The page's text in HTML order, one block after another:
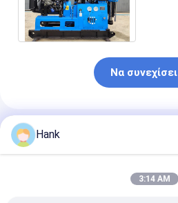
Να συνεχίσει
Συνιστώμενα Προϊόντα
Hank
3:14 AM